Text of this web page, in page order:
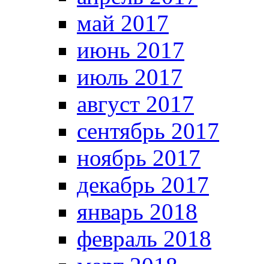
май 2017
июнь 2017
июль 2017
август 2017
сентябрь 2017
ноябрь 2017
декабрь 2017
январь 2018
февраль 2018